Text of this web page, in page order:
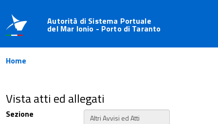
Autorità di Sistema Portuale
del Mar Ionio - Porto di Taranto
Home
Vista atti ed allegati
Sezione